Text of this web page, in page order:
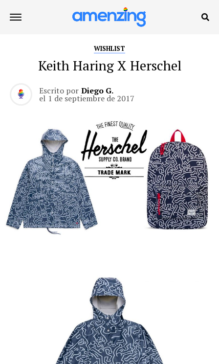
WISHLIST
Keith Haring X Herschel
Escrito por Diego G.
el 1 de septiembre de 2017